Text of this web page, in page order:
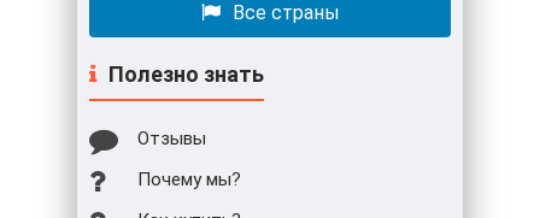
Все страны
Полезно знать
Отзывы
Почему мы?